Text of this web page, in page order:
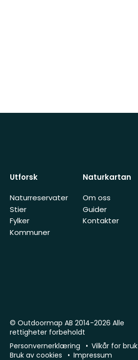
Utforsk
Naturreservater
Stier
Fylker
Kommuner
Naturkartan
Om oss
Guider
Kontakter
© Outdoormap AB 2014-2026 Alle
rettigheter forbeholdt
Personvernerklæring
Vilkår for bruk
Bruk av cookies
Impressum